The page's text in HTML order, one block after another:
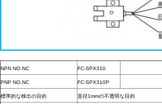
NPN NO.NC FC-SPX310
PNP NO.NC FC-SPX310P
標準的な検出の目的 直径1mmの不透明な目的